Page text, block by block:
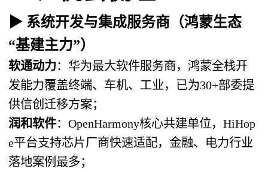
▶ 系统开发与集成服务商（鸿蒙生态
“基建主力”）
软通动力：华为最大软件服务商，鸿蒙全栈开
发能力覆盖终端、车机、工业，已为30+部委提
供信创迁移方案；
润和软件：OpenHarmony核心共建单位，HiHop
e平台支持芯片厂商快速适配，金融、电力行业
落地案例最多；